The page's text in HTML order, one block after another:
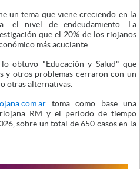
un tema que viene creciendo en la
el nivel de endeudamiento. La
que el 20% de los riojanos
más acuciante.
obtuvo "Educación y Salud" que
y otros problemas cerraron con un
otras alternativas.
toma como base una
RM y el periodo de tiempo
sobre un total de 650 casos en la